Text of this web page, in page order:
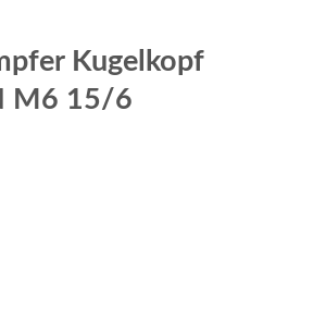
Kugelkopf
M6 15/6